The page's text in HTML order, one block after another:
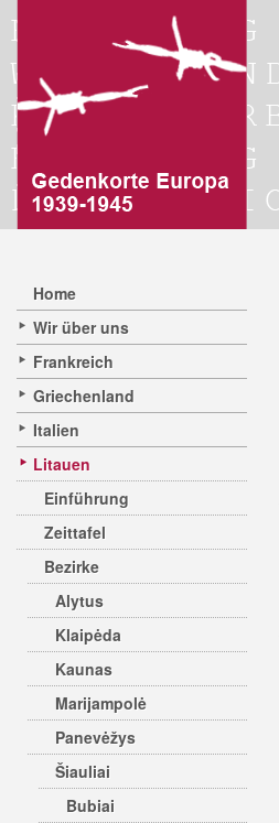
Home
Wir über uns
Frankreich
Griechenland
Italien
Litauen
Einführung
Zeittafel
Bezirke
Alytus
Klaipėda
Kaunas
Marijampolė
Panevėžys
Šiauliai
Bubiai